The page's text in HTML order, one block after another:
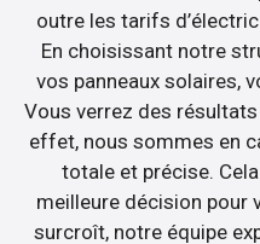
outre les tarifs
En choisissant notre
vos panneaux solaires,
Vous verrez des
effet, nous sommes en
totale et précise.
meilleure décision pour
surcroît, notre équipe